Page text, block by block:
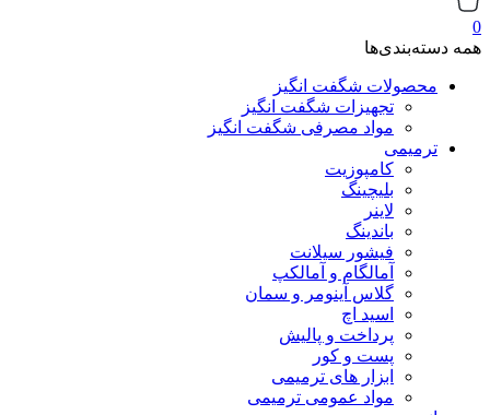
0
همه دسته‌بندی‌ها
محصولات شگفت انگیز
تجهیزات شگفت انگیز
مواد مصرفی شگفت انگیز
ترمیمی
کامپوزیت
بلیچینگ
لاینر
باندینگ
فیشور سیلانت
آمالگام و آمالکپ
گلاس آینومر و سمان
اسید اچ
پرداخت و پالیش
پست و کور
ابزار های ترمیمی
مواد عمومی ترمیمی